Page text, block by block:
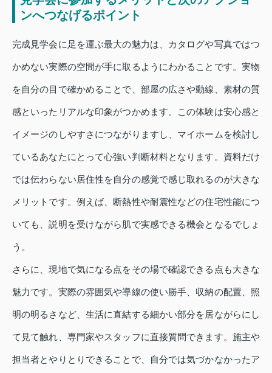
ンへつなげるポイント
完成見学会に足を運ぶ最大の魅力は、カタログや写真ではつ
かめない実際の空間が手に取るようにわかることです。実物
を自分の目で確かめることで、部屋の広さや動線、素材の質
感といったリアルな印象がつかめます。この体験は安心感と
イメージのしやすさにつながりますし、マイホームを検討し
ているあなたにとって心強い判断材料となります。資料だけ
では伝わらない居住性を自分の感覚で感じ取れるのが大きな
メリットです。例えば、断熱性や耐震性などの住宅性能につ
いても、説明を受けながら肌で実感できる機会となるでしょ
う。
さらに、現地で気になる点をその場で確認できる点も大きな
魅力です。実際の雰囲気や導線の使い勝手、収納の配置、照
明の明るさなど、生活に直結する細かい部分を居ながらにし
て見て触れ、専門家やスタッフに直接質問できます。施主や
担当者とやりとりできることで、自分では気づかなかったア